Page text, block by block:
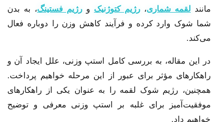
مانند لقمه شماری، رژیم کتوژنیک و رژیم فستینگ، به بدن
شما شوک وارد کرده و فرآیند کاهش وزن را دوباره فعال
می‌کند.
در این مقاله، به بررسی کامل استپ وزنی، علل ایجاد آن و
راهکارهای مؤثر برای عبور از این مرحله خواهیم پرداخت.
همچنین، رژیم شوک لقمه را به عنوان یکی از راهکارهای
موفقیت‌آمیز برای غلبه بر استپ وزنی معرفی و توضیح
خواهیم داد.